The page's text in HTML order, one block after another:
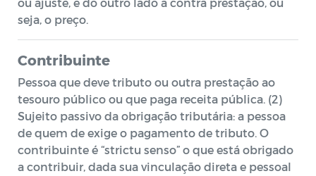
seja, o preço.
Contribuinte
Pessoa que deve tributo ou outra prestação ao
tesouro público ou que paga receita pública. (2)
Sujeito passivo da obrigação tributária: a pessoa
de quem de exige o pagamento de tributo. O
contribuinte é “strictu senso” o que está obrigado
a contribuir, dada sua vinculação direta e pessoal